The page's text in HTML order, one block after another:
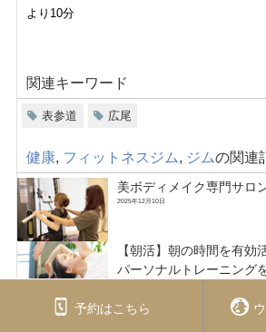
より10分
関連キーワード
表参道 広尾
健康, フィットネスジム ジムの関連
美ボディメイク専門サロ
2025年12月10日
【朝活】朝の時間を有効
パーソナルトレーニング
【贅沢空間を味わう新感
予約はこちら